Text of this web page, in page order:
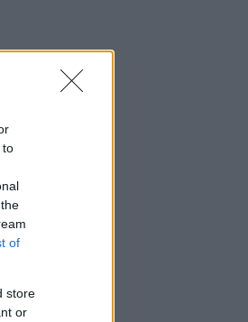
to
of
store
or